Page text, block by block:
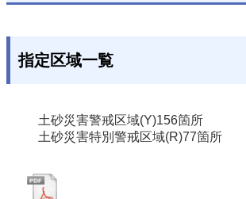
指定区域一覧
土砂災害警戒区域(Y)156箇所
土砂災害特別警戒区域(R)77箇所